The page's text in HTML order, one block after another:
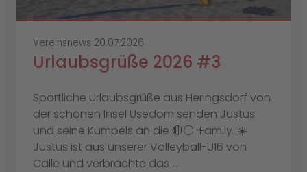
Vereinsnews 20.07.2026
Urlaubsgrüße 2026 #3
Sportliche Urlaubsgrüße aus Heringsdorf von
der schönen Insel Usedom senden Justus
und seine Kumpels an die 🔴⚪️-Family. ☀️
Justus ist aus unserer Volleyball-U16 von
Calle und verbrachte das ...